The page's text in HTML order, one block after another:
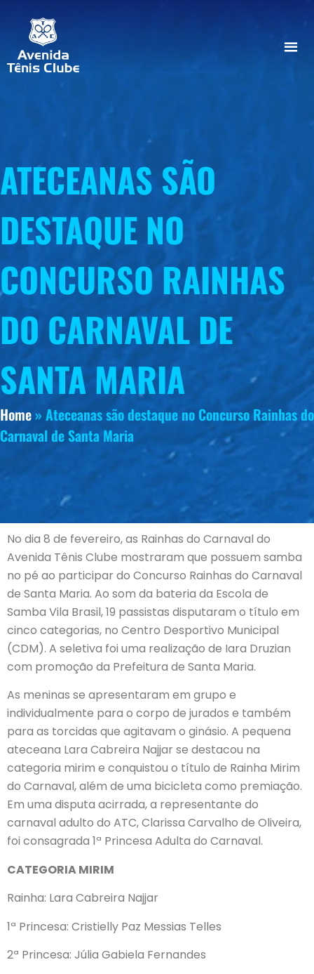
ATECEANAS SÃO
DESTAQUE NO
CONCURSO RAINHAS
DO CARNAVAL DE
SANTA MARIA
Home » Ateceanas são destaque no Concurso Rainhas do
Carnaval de Santa Maria
No dia 8 de fevereiro, as Rainhas do Carnaval do
Avenida Tênis Clube mostraram que possuem samba
no pé ao participar do Concurso Rainhas do Carnaval
de Santa Maria. Ao som da bateria da Escola de
Samba Vila Brasil, 19 passistas disputaram o título em
cinco categorias, no Centro Desportivo Municipal
(CDM). A seletiva foi uma realização de Iara Druzian
com promoção da Prefeitura de Santa Maria.
As meninas se apresentaram em grupo e
individualmente para o corpo de jurados e também
para as torcidas que agitavam o ginásio. A pequena
ateceana Lara Cabreira Najjar se destacou na
categoria mirim e conquistou o título de Rainha Mirim
do Carnaval, além de uma bicicleta como premiação.
Em uma disputa acirrada, a representante do
carnaval adulto do ATC, Clarissa Carvalho de Oliveira,
foi consagrada 1ª Princesa Adulta do Carnaval.
CATEGORIA MIRIM
Rainha: Lara Cabreira Najjar
1ª Princesa: Cristielly Paz Messias Telles
2ª Princesa: Júlia Gabiela Fernandes